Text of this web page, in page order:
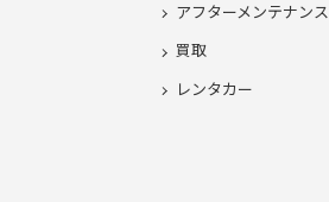
アフターメンテナンス
買取
レンタカー